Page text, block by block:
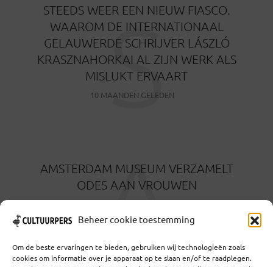
Beheer cookie toestemming
Om de beste ervaringen te bieden, gebruiken wij technologieën zoals
cookies om informatie over je apparaat op te slaan en/of te raadplegen.
STEEDS WEER EEN NIEUW FIASCO.
WAAROM DE INTERNATIONAAL
GELAUWERDE SCHRIJVER LÁSZLÓ
KRASZNAHORKAI AL ZIJN WERK ALS
MISLUKT ERVAART
10 MAANDEN GELEDEN
S
AMSTERDAM MUSEUM VERZAMELT
ODES AAN VROUWEN
A